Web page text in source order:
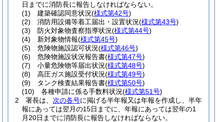
日までに消防長に報告しなければならない。
(1)
建築確認同意状況(様式第42号)
(2)
消防用設備等着工届出・設置状況(様式第43号)
(3)
防火対象物査察指導状況(様式第44号)
(4)
新対象物情報(様式第45号)
(5)
危険物施設認可状況(様式第46号)
(6)
危険物施設状況報告書(様式第47号)
(7)
小量危険物等届出状況(様式第48号)
(8)
高圧ガス施設受付状況(様式第49号)
(9)
タンク検査結果報告書(様式第50号)
(10)
各種申請に係る手数料状況(様式第51号)
2
署長は、 次の各号に掲げる半年報又は年報を作成し、半年
報にあっては翌月の15日までに、年報にあっては翌年の1
月20日までに消防長に報告しなければならない。